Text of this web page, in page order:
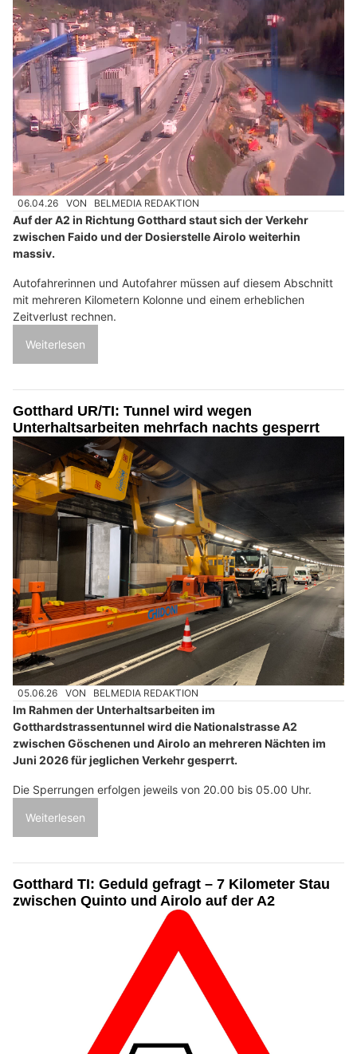
06.04.26 VON BELMEDIA REDAKTION
Auf der A2 in Richtung Gotthard staut sich der Verkehr
zwischen Faido und der Dosierstelle Airolo weiterhin
massiv.
Autofahrerinnen und Autofahrer müssen auf diesem Abschnitt
mit mehreren Kilometern Kolonne und einem erheblichen
Zeitverlust rechnen.
Weiterlesen
Gotthard UR/TI: Tunnel wird wegen
Unterhaltsarbeiten mehrfach nachts gesperrt
05.06.26 VON BELMEDIA REDAKTION
Im Rahmen der Unterhaltsarbeiten im
Gotthardstrassentunnel wird die Nationalstrasse A2
zwischen Göschenen und Airolo an mehreren Nächten im
Juni 2026 für jeglichen Verkehr gesperrt.
Die Sperrungen erfolgen jeweils von 20.00 bis 05.00 Uhr.
Weiterlesen
Gotthard TI: Geduld gefragt – 7 Kilometer Stau
zwischen Quinto und Airolo auf der A2